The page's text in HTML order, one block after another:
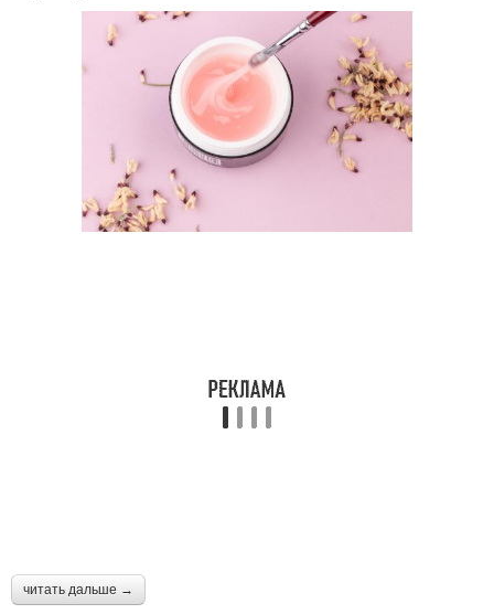
читать дальше →